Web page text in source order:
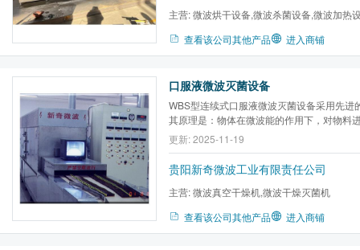
主营:微波烘干设备,微波杀菌设备,微波加热
查看该公司其他产品 进入商铺
口服液微波灭菌设备
WBS型连续式口服液微波灭菌设备采用先进
其原理是：物体在微波能的作用下，对物料
度上升达到杀菌的目的
更新: 2025-11-19
贵阳新奇微波工业有限责任公司
主营:微波真空干燥机,微波干燥灭菌机
查看该公司其他产品
进入商铺